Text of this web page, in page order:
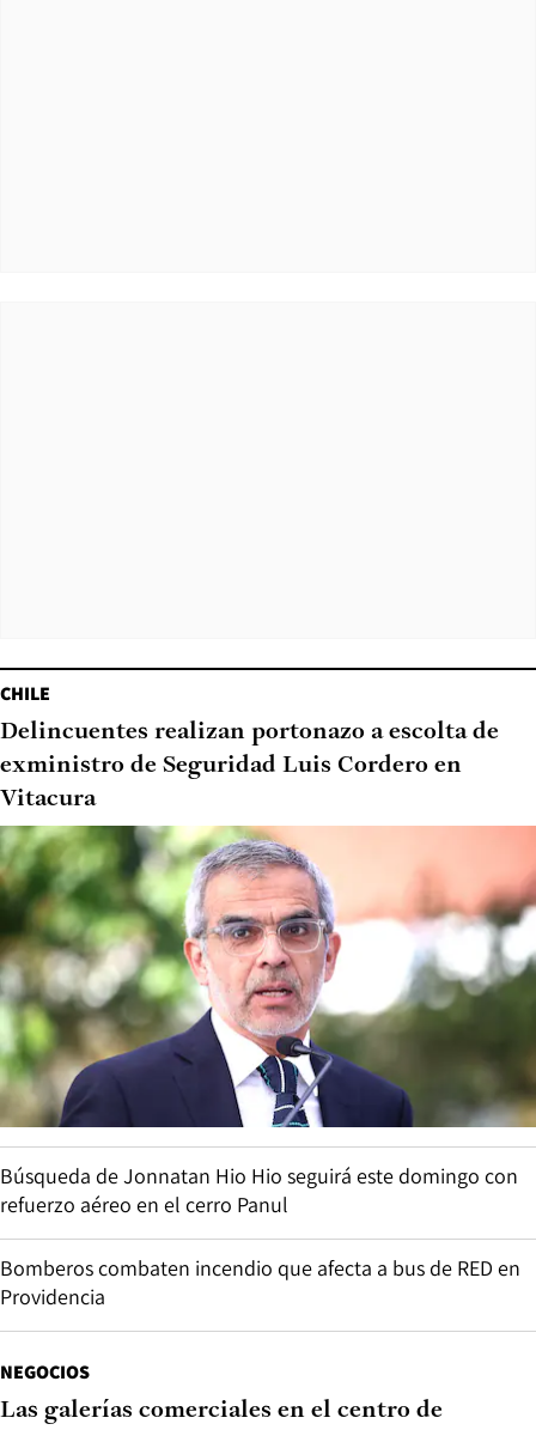
CHILE
Delincuentes realizan portonazo a escolta de
exministro de Seguridad Luis Cordero en
Vitacura
Búsqueda de Jonnatan Hio Hio seguirá este domingo con
refuerzo aéreo en el cerro Panul
Bomberos combaten incendio que afecta a bus de RED en
Providencia
NEGOCIOS
Las galerías comerciales en el centro de